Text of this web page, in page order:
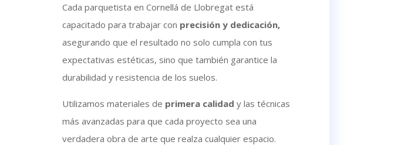
Cada parquetista en Cornellá de Llobregat está
capacitado para trabajar con precisión y dedicación,
asegurando que el resultado no solo cumpla con tus
expectativas estéticas, sino que también garantice la
durabilidad y resistencia de los suelos.
Utilizamos materiales de primera calidad y las técnicas
más avanzadas para que cada proyecto sea una
verdadera obra de arte que realza cualquier espacio.